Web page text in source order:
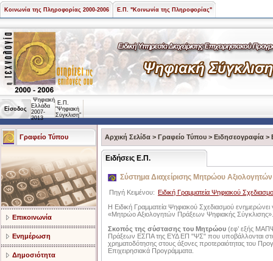
Κοινωνία της Πληροφορίας 2000-2006 Ε.Π. "Κοινωνία της Πληροφορίας"
Είσοδος
Ψηφιακή
Ελλάδα
2007-
2013
Ε.Π.
"Ψηφιακή
Σύγκλιση"
Γραφείο Τύπου
Επικοινωνία
Ενημέρωση
Δημοσιότητα
Αρχική Σελίδα > Γραφείο Τύπου > Ειδησεογραφία >
Ειδήσεις Ε.Π.
Σύστημα Διαχείρισης Μητρώου Αξιολογητών
Πηγή Κειμένου: Ειδική Γραμματεία Ψηφιακού
Η Ειδική Γραμματεία Ψηφιακού Σχεδιασμού
«Μητρώο Αξιολογητών Πράξεων Ψηφιακής Σύγκλισης».
Σκοπός της σύστασης του Μητρώου (εφ’ εξής
Πράξεων ΕΣΠΑ της ΕΥΔ ΕΠ "ΨΣ" που υποβάλλονται
χρηματοδότησης στους άξονες προτεραιότητας του
Επιχειρησιακά Προγράμματα.